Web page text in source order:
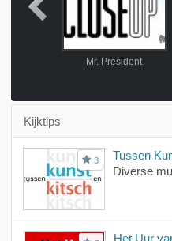
Mr. President
Kijktips
3
Tussen
Diverse